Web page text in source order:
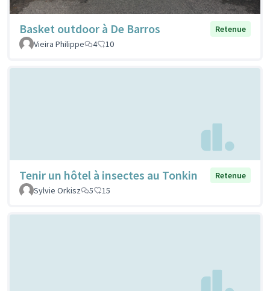
Basket outdoor à De Barros
Retenue
Vieira Philippe
4 10
Tenir un hôtel à insectes au Tonkin
Retenue
Sylvie Orkisz
5 15